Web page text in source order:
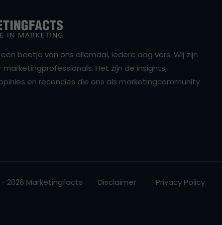
beetje van ons allemaal, iedere dag vers. Wij zijn
Het zijn de insights,
en recencies die ons als marketingcommunity
2026 Marketingfacts Disclaimer Privacy Policy